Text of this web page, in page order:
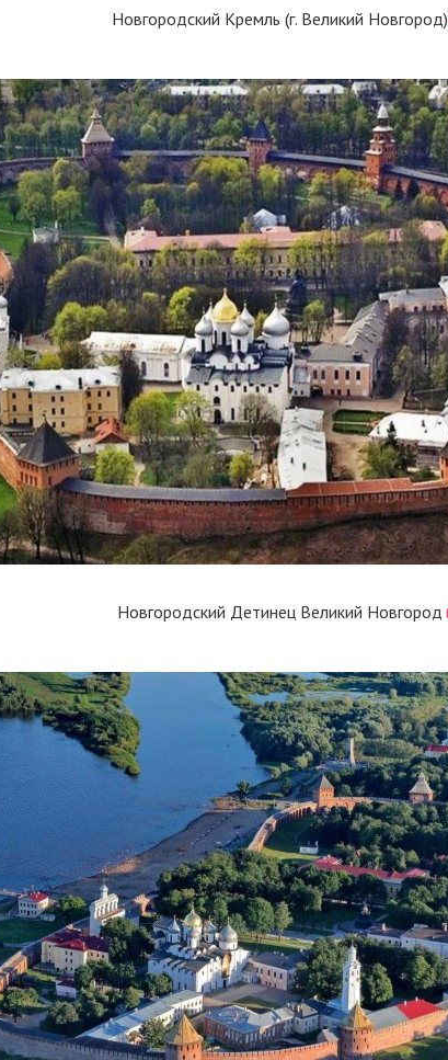
Новгородский Кремль (г. Великий Новгород)
Новгородский Детинец Великий Новгород